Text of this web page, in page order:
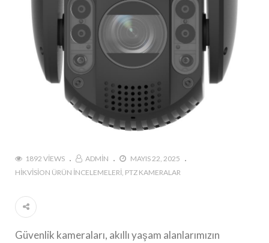
1892 VIEWS ADMIN
MAYIS 22, 2025
HIKVISION ÜRÜN İNCELEMELERI PTZ KAMERALAR
Güvenlik kameraları, akıllı yaşam alanlarımızın